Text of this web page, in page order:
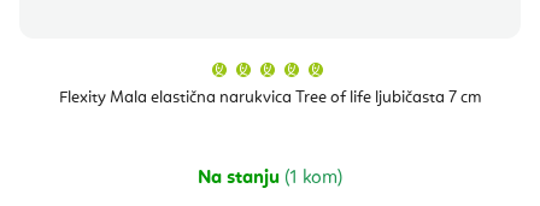
Flexity Mala elastična narukvica Tree of life ljubičasta 7 cm
proizvoda
je
zvjezdica.
Na stanju (1 kom)